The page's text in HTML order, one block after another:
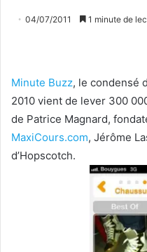
04/07/2011 1 minute de
Minute Buzz, le condensé
2010 vient de lever 300
de Patrice Magnard,
MaxiCours.com, Jérôme
d’Hopscotch.